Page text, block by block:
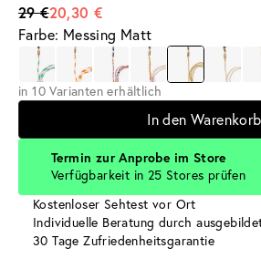
29 €20,30 €
Farbe: Messing Matt
in 10 Varianten erhältlich
In den Warenkorb
Termin zur Anprobe im Store
Verfügbarkeit in 25 Stores prüfen
Kostenloser Sehtest vor Ort
Individuelle Beratung durch
30 Tage Zufriedenheitsgarantie